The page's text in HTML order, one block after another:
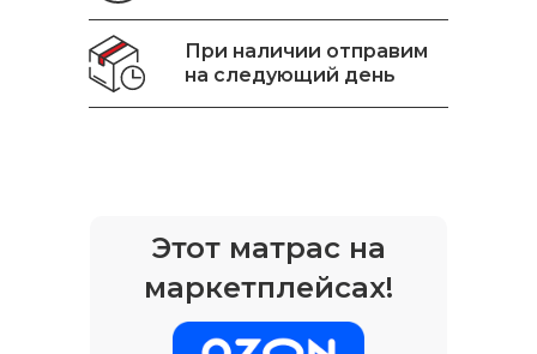
При наличии отправим
на следующий день
Этот матрас на
маркетплейсах!